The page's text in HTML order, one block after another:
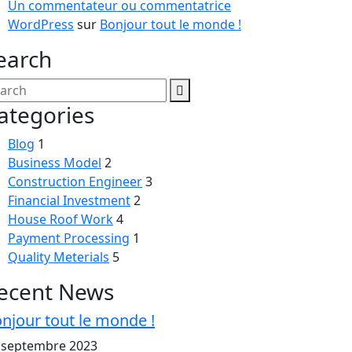
Un commentateur ou commentatrice
WordPress sur Bonjour tout le monde !
Blog 1
Business Model 2
Construction Engineer3
Financial Investment2
House Roof Work4
Payment Processing 1
Quality Meterials 5
News
tout le monde !
2023